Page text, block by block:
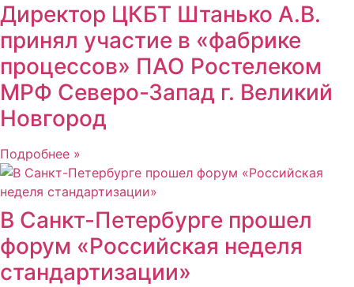
Директор ЦКБТ Штанько А.В.
принял участие в «фабрике
процессов» ПАО Ростелеком
МРФ Северо-Запад г. Великий
Новгород
Подробнее »
В Санкт-Петербурге прошел
форум «Российская неделя
стандартизации»